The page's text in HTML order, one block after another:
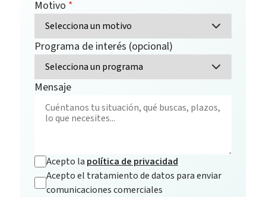
Motivo *
Programa de interés (opcional)
Mensaje
Acepto el tratamiento de datos para enviar
comunicaciones comerciales
Acepto la política de privacidad